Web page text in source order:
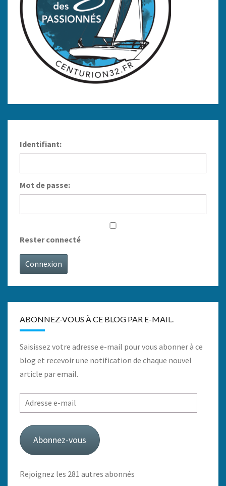
Identifiant:
Mot de passe:
Rester connecté
Connexion
ABONNEZ-VOUS À CE BLOG PAR E-MAIL.
Saisissez votre adresse e-mail pour vous abonner à ce
blog et recevoir une notification de chaque nouvel
article par email.
Adresse
e-
mail
Abonnez-vous
Rejoignez les 281 autres abonnés